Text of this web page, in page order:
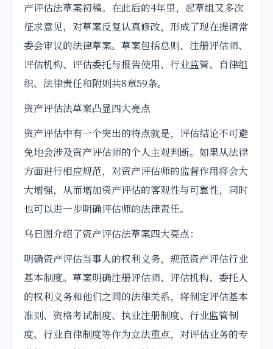
产评估法草案初稿。在此后的4年里，起草组又多次
征求意见，对草案反复认真修改，形成了现在提请常
委会审议的法律草案。草案包括总则、注册评估师、
评估机构、评估委托与报告使用、行业监管、自律组
织、法律责任和附则共8章59条。
资产评估法草案凸显四大亮点
资产评估中有一个突出的特点就是，评估结论不可避
免地会涉及资产评估师的个人主观判断。如果从法律
方面进行相应规范，对资产评估师的监督作用将会大
大增强，从而增加资产评估的客观性与可靠性，同时
也可以进一步明确评估师的法律责任。
乌日图介绍了资产评估法草案四大亮点：
明确资产评估当事人的权利义务，规范资产评估行业
基本制度。草案明确注册评估师、评估机构、委托人
的权利义务和他们之间的法律关系，将制定评估基本
准则、资格考试制度、执业注册制度、行业监管制
度、行业自律制度等作为立法重点，对评估业务的专